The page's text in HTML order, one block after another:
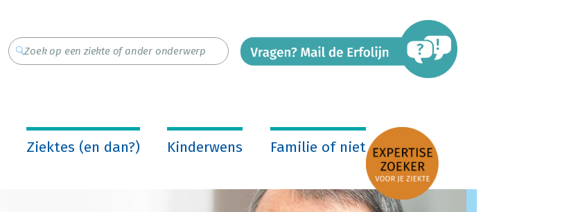
Ziektes (en dan?) Kinderwens Familie of niet